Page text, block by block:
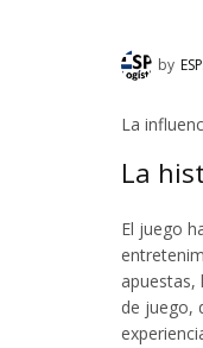
by
La
La
El juego
apuestas,
de juego,